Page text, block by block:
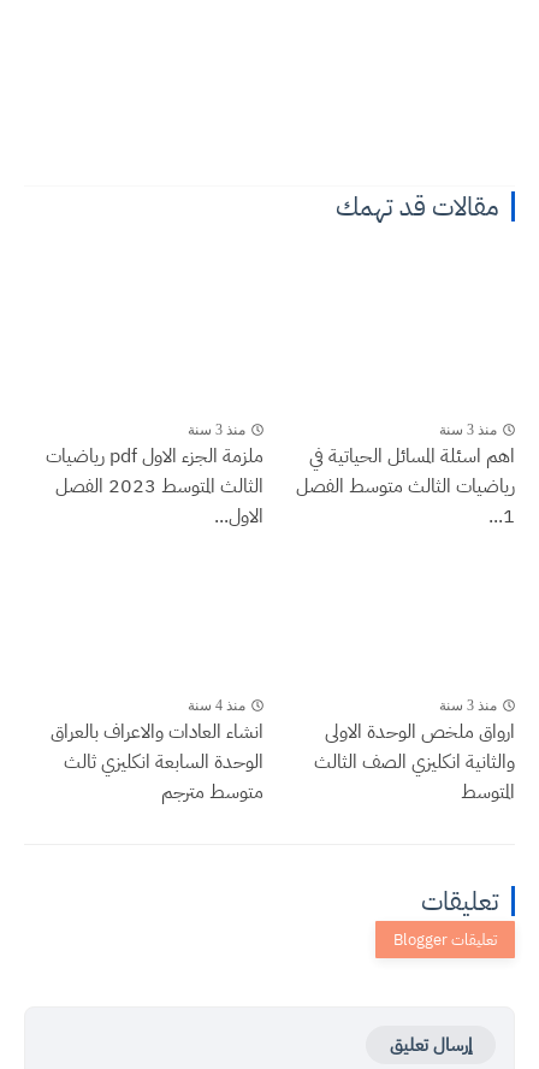
مقالات قد تهمك
منذ 3 سنة
اهم اسئلة المسائل الحياتية في
رياضيات الثالث متوسط الفصل
1...
منذ 3 سنة
ملزمة الجزء الاول pdf رياضيات
الثالث المتوسط 2023 الفصل
الاول...
منذ 3 سنة
ارواق ملخص الوحدة الاولى
والثانية انكليزي الصف الثالث
المتوسط
منذ 4 سنة
انشاء العادات والاعراف بالعراق
الوحدة السابعة انكليزي ثالث
متوسط مترجم
تعليقات
إرسال تعليق